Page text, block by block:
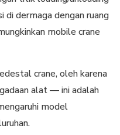
dermaga dengan ruang
mobile crane
crane, oleh karena
alat — ini adalah
model